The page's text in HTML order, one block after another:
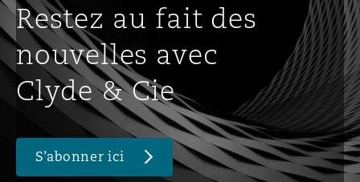
Restez au fait des
nouvelles avec
Clyde & Cie
S’abonner ici